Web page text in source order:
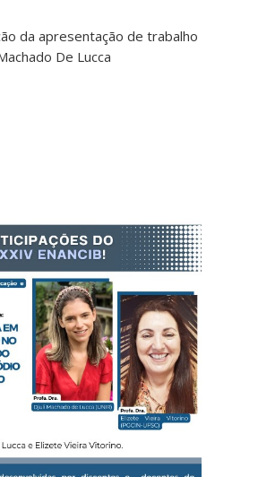
da apresentação de trabalho
De Lucca